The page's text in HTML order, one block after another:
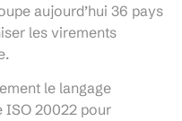
aujourd’hui 36 pays
les virements
le langage
ISO 20022 pour